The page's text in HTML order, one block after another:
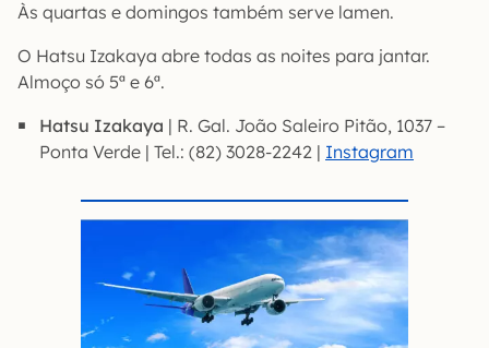
Às quartas e domingos também serve lamen.
O Hatsu Izakaya abre todas as noites para jantar.
Almoço só 5ª e 6ª.
Hatsu Izakaya | R. Gal. João Saleiro Pitão, 1037 –
Ponta Verde | Tel.: (82) 3028-2242 | Instagram